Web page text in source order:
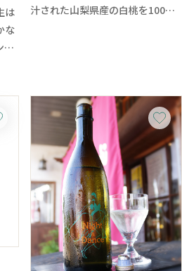
は
な
パ
酸
汁された山梨県産の白桃を100％
味が体験できる一本です。
ボトルもオシャレで華やかな桃の
香り、ネクターのような濃厚さと
自然な甘み。低アルコール設計で
お酒が苦手な方でもすいすい飲め
る！と人気の逸品。